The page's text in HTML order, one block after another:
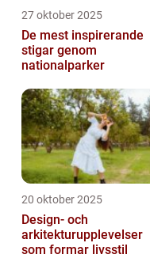
27 oktober 2025
De mest inspirerande
stigar genom
nationalparker
20 oktober 2025
Design- och
arkitekturupplevelser
som formar livsstil